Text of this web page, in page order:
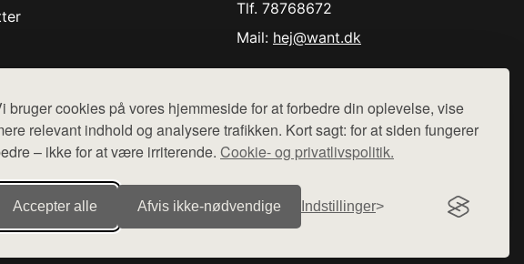
bruger cookies på vores hjemmeside for at forbedre din oplevelse, vise
relevant indhold og analysere trafikken. Kort sagt: for at siden fungerer
– ikke for at være irriterende. Cookie- og privatlivspolitik.
Accepter alle Afvis ikke‑nødvendige Indstillinger
Tlf. 78768672
Mail: hej@want.dk
webshops. Der sælges ikke varer fra denne side - vi henviser til de shops,